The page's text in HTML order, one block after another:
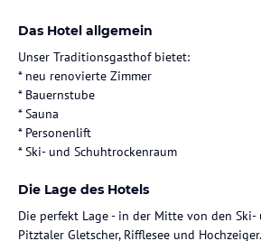
Das Hotel allgemein
Unser Traditionsgasthof bietet:
* neu renovierte Zimmer
* Bauernstube
* Sauna
* Personenlift
Die Lage des Hotels
Die perfekt Lage - in der Mitte von den Ski-
Pitztaler Gletscher, Rifflesee und Hochzeiger.